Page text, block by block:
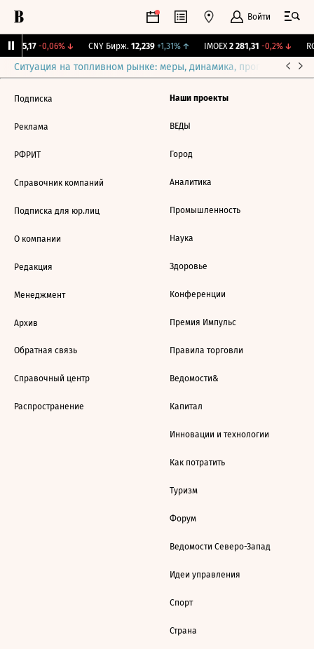
Войти
115,17 -0,06%↓ CNY Бирж. 12,239 +1,31%↑ IMOEX 2 281,31 -0,2%↓
Ситуация на топливном рынке: меры, динамика, прогнозы
Подписка
Реклама
РФРИТ
Справочник компаний
Подписка для юр.лиц
О компании
Редакция
Менеджмент
Архив
Обратная связь
Справочный центр
Распространение
Наши проекты
ВЕДЫ
Город
Аналитика
Промышленность
Наука
Здоровье
Конференции
Премия Импульс
Правила торговли
Ведомости&
Капитал
Инновации и технологии
Как потратить
Туризм
Форум
Ведомости Северо-Запад
Идеи управления
Спорт
Страна